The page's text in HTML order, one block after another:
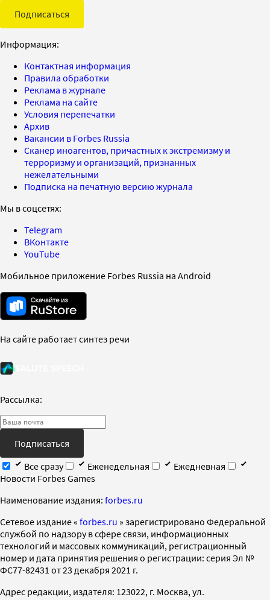
Подписаться
Информация:
Контактная информация
Правила обработки
Реклама в журнале
Реклама на сайте
Условия перепечатки
Архив
Вакансии в Forbes Russia
Сканер иноагентов, причастных к экстремизму и
терроризму и организаций, признанных
нежелательными
Подписка на печатную версию журнала
Мы в соцсетях:
Telegram
ВКонтакте
YouTube
Мобильное приложение Forbes Russia на Android
На сайте работает синтез речи
Рассылка:
Подписаться
Все сразу
Еженедельная
Ежедневная
Новости Forbes Games
Наименование издания: forbes.ru
Cетевое издание « forbes.ru » зарегистрировано Федеральной
службой по надзору в сфере связи, информационных
технологий и массовых коммуникаций, регистрационный
номер и дата принятия решения о регистрации: серия Эл №
ФС77-82431 от 23 декабря 2021 г.
Адрес редакции, издателя: 123022, г. Москва, ул.